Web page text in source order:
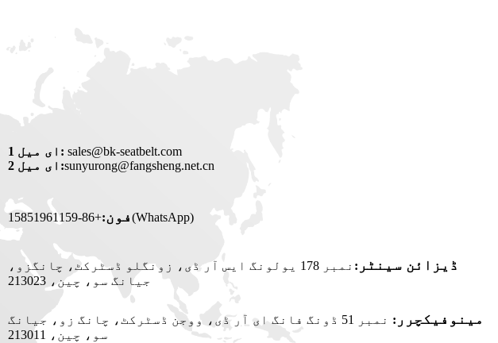
ای میل 1: sales@bk-seatbelt.com
ای میل 2:sunyurong@fangsheng.net.cn
فون: +86-15851961159(WhatsApp)
ڈیزائن سینٹر :
نمبر 178 یولونگ ایس آر ڈی، زونگلو ڈسٹرکٹ، چانگزو،
جیانگ سو، چین، 213023
مینوفیکچرر :
نمبر 51 ڈونگ فانگ ای آر ڈی، ووجن ڈسٹرکٹ، چانگ زو، جیانگ
سو، چین، 213011